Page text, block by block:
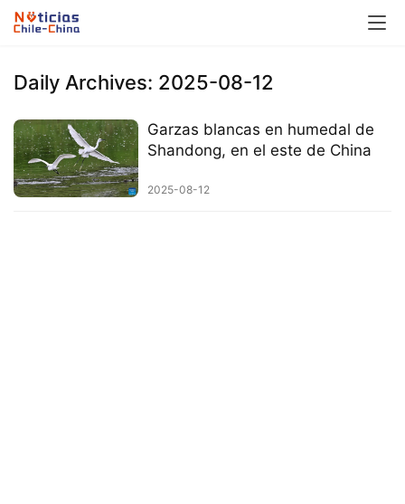
Daily Archives: 2025-08-12
Garzas blancas en humedal de
Shandong, en el este de China
2025-08-12